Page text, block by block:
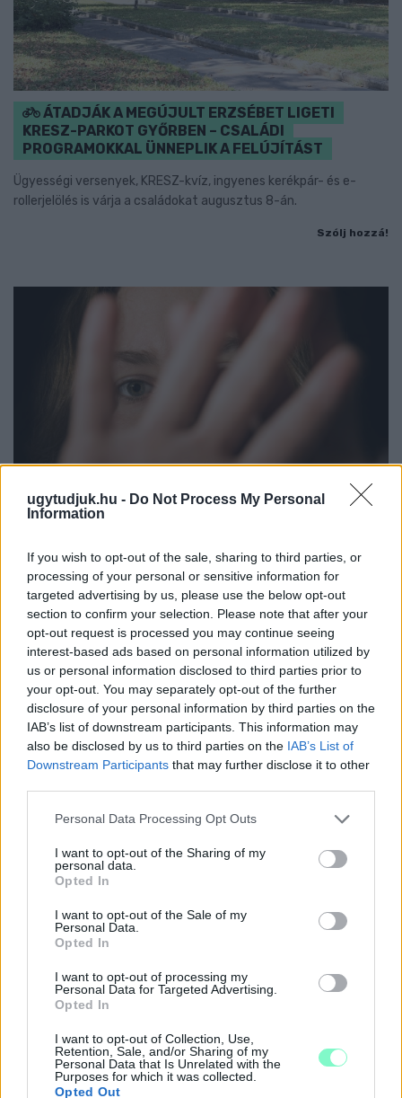
ugytudjuk.hu - Do Not Process My Personal
Information
If you wish to opt-out of the sale, sharing to third parties, or
processing of your personal or sensitive information for
targeted advertising by us, please use the below opt-out
section to confirm your selection. Please note that after your
opt-out request is processed you may continue seeing
interest-based ads based on personal information utilized by
us or personal information disclosed to third parties prior to
your opt-out. You may separately opt-out of the further
disclosure of your personal information by third parties on the
IAB’s list of downstream participants. This information may
also be disclosed by us to third parties on the IAB’s List of
Downstream Participants that may further disclose it to other
Please note that this website/app uses one or more Google
not limited to your visit or usage behaviour. You may click to
grant or deny consent to Google and its third-party tags to
use your data for below specified purposes in below Google
consent section.
Personal Data Processing Opt Outs
I want to opt-out of the Sharing of my
personal data.
Opted In
I want to opt-out of the Sale of my
Personal Data.
Opted In
I want to opt-out of processing my
Personal Data for Targeted Advertising.
Opted In
I want to opt-out of Collection, Use,
Retention, Sale, and/or Sharing of my
Personal Data that Is Unrelated with the
Purposes for which it was collected.
Opted Out
ÁTADJÁK A MEGÚJULT ERZSÉBET LIGETI
KRESZ-PARKOT GYŐRBEN – CSALÁDI
PROGRAMOKKAL ÜNNEPLIK A FELÚJÍTÁST
Ügyességi versenyek, KRESZ-kvíz, ingyenes kerékpár- és e-
rollerjelölés is várja a családokat augusztus 8-án.
Szólj hozzá!
NŐVERŐ SZOMBATHELYI FÉRFI ELLEN EMELT
VÁDAT AZ ÜGYÉSZSÉG
A férfi a nyílt utcán kezdte verni áldozatát.
Szólj hozzá!
A RÓMAIAKTÓL AZ AGYAGKATONÁKIG –
TÁRLATVEZETÉSEK, WORKSHOP ÉS
KÖZÖNSÉGTALÁLKOZÓ VÁRJA A LÁTOGATÓKAT A
Ingyenes programokkal és különleges kiállításokkal készülnek a
hét második felére, a hőségriadó idején ráadásul a Várkazamata
– Kőtár is díjmentesen látogatható.